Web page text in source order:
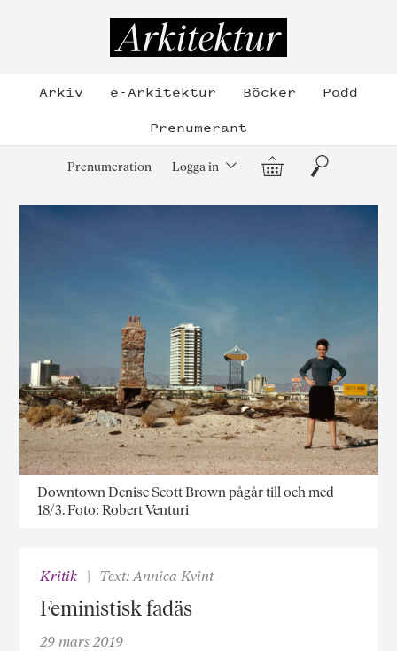
Arkiv e-Arkitektur Böcker
Podd
Prenumerant
Prenumeration Logga in Varukorg
Sök
Downtown Denise Scott Brown pågår till och med
18/3. Foto: Robert Venturi
Kritik Text: Annica Kvint
Feministisk fadäs
29 mars 2019